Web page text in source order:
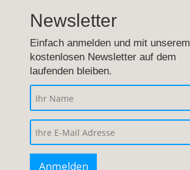
Newsletter
Einfach anmelden und mit unserem
kostenlosen Newsletter auf dem
laufenden bleiben.